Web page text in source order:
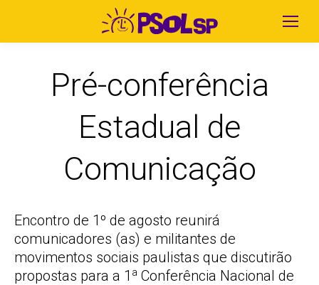
Pré-conferência
Estadual de
Comunicação
Encontro de 1º de agosto reunirá
comunicadores (as) e militantes de
movimentos sociais paulistas que discutirão
propostas para a 1 a Conferência Nacional de